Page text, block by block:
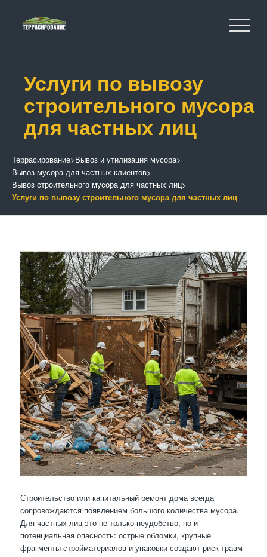
Услуги по вывозу
строительного мусора
для частных лиц
Террасирование>Вывоз и утилизация мусора>
Вывоз мусора для частных клиентов>
Вывоз строительного мусора для частных лиц>
Услуги по вывозу строительного мусора для частных лиц
Строительство или капитальный ремонт дома всегда
сопровождаются появлением большого количества мусора.
Для частных лиц это не только неудобство, но и
потенциальная опасность: острые обломки, крупные
фрагменты стройматериалов и упаковки создают риск травм